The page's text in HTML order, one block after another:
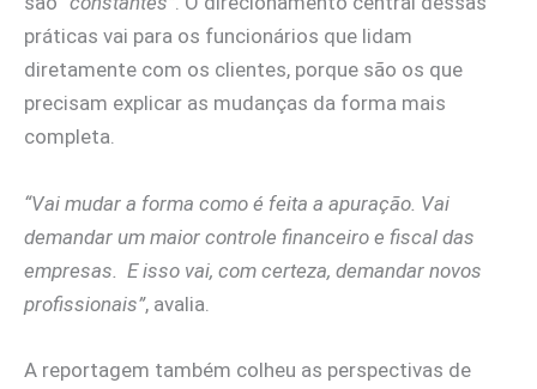
práticas vai para os funcionários que lidam
diretamente com os clientes, porque são os que
precisam explicar as mudanças da forma mais
completa.
“Vai mudar a forma como é feita a apuração. Vai
demandar um maior controle financeiro e fiscal das
empresas. E isso vai, com certeza, demandar novos
profissionais”, avalia.
A reportagem também colheu as perspectivas de